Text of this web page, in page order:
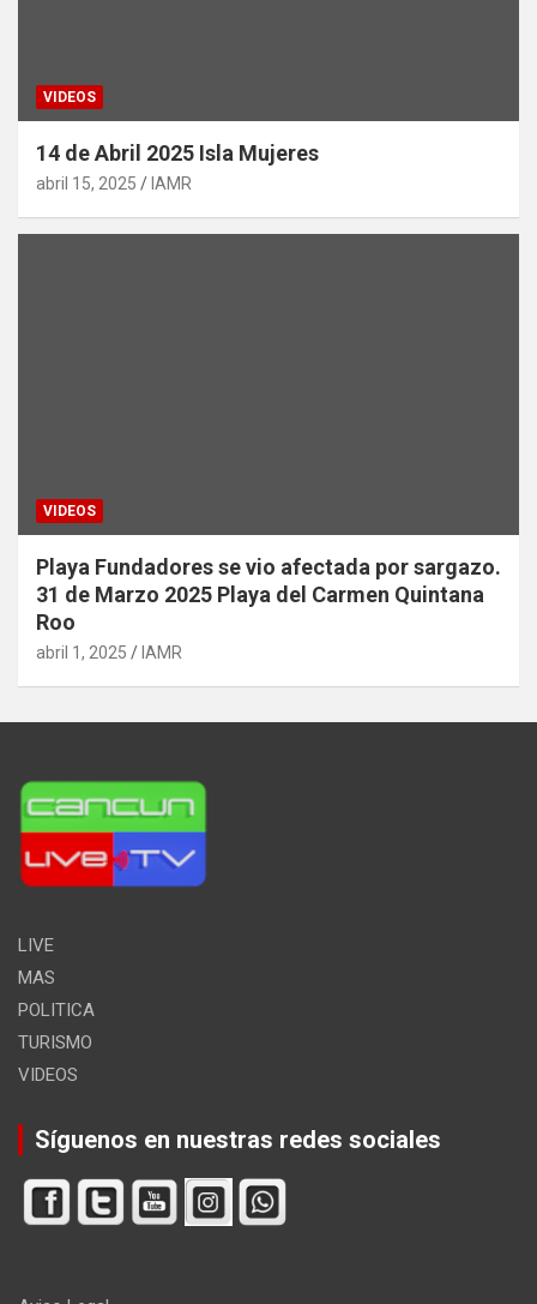
VIDEOS
14 de Abril 2025 Isla Mujeres
abril 15, 2025 IAMR
VIDEOS
Playa Fundadores se vio afectada por sargazo.
31 de Marzo 2025 Playa del Carmen Quintana
Roo
abril 1, 2025 IAMR
LIVE
MAS
POLITICA
TURISMO
VIDEOS
Síguenos en nuestras redes sociales